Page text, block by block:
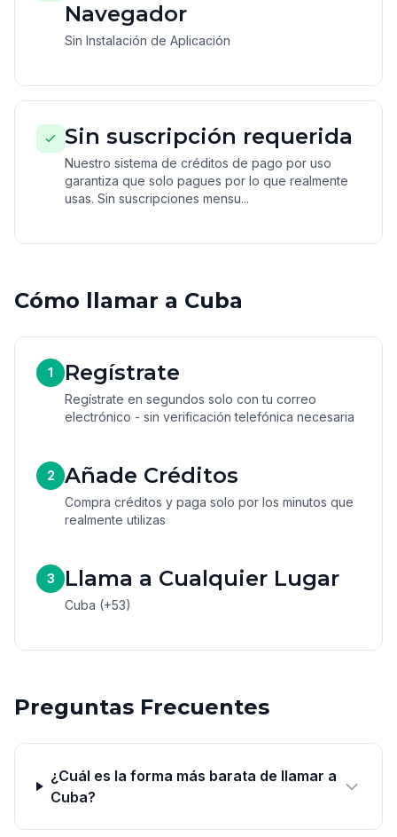
Navegador
Sin Instalación de Aplicación
Sin suscripción requerida
Nuestro sistema de créditos de pago por uso
garantiza que solo pagues por lo que realmente
usas. Sin suscripciones mensu...
Cómo llamar a Cuba
1 Regístrate
Regístrate en segundos solo con tu correo
electrónico - sin verificación telefónica necesaria
2 Añade Créditos
Compra créditos y paga solo por los minutos que
realmente utilizas
3 Llama a Cualquier Lugar
Cuba (+53)
Preguntas Frecuentes
¿Cuál es la forma más barata de llamar a
Cuba?